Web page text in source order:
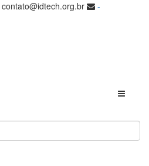
contato@idtech.org.br
-
Toggle